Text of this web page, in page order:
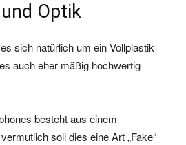
Optik
sich natürlich um ein Vollplastik
auch eher mäßig hochwertig
besteht aus einem
soll dies eine Art „Fake“